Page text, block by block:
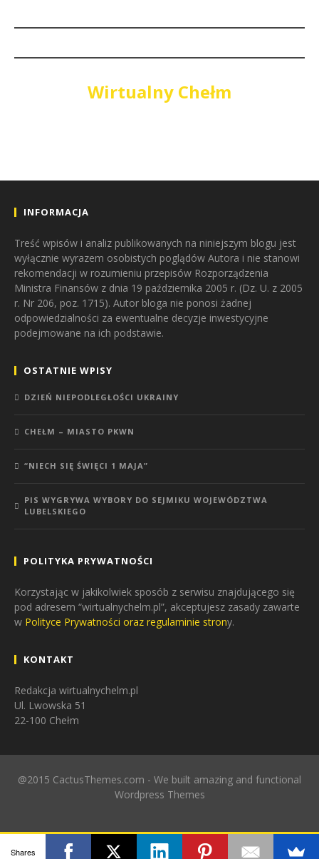
Wirtualny Chełm
INFORMACJA
Treść wpisów i analiz publikowanych na niniejszym blogu jest
wyłącznie wyrazem osobistych poglądów Autora i nie stanowi
rekomendacji w rozumieniu przepisów Rozporządzenia
Ministra Finansów z dnia 19 października 2005 r. (Dz. U. z 2005
r. Nr 206, poz. 1715). Autor bloga nie ponosi żadnej
odpowiedzialności za ewentualne decyzje inwestycyjne
podejmowane na ich podstawie.
OSTATNIE WPISY
DZIEŃ NIEPODLEGŁOŚCI UKRAINY
CHEŁM – MIASTO PKWN
“NIECH SIĘ ŚWIĘCI 1 MAJA”
PIS WYGRYWA WYBORY DO SEJMIKU WOJEWÓDZTWA
LUBELSKIEGO
POLITYKA PRYWATNOŚCI
Korzystając w jakikolwiek sposób z serwisu znajdującego się
pod adresem “wirtualnychelm.pl”, akceptujesz zasady zawarte
w Polityce Prywatności oraz regulaminie strony.
KONTAKT
Redakcja wirtualnychelm.pl
Ul. Lwowska 51
22-100 Chełm
@2015 CactusThemes.com - We built amazing and functional
Wordpress Themes
Shares